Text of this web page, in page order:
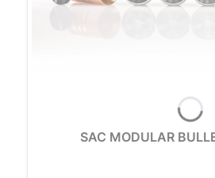
SAC MODULAR